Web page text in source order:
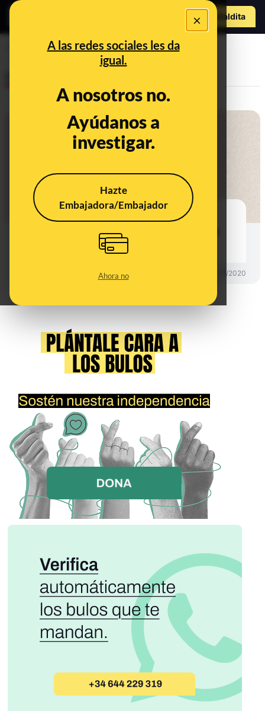
×
A las redes sociales les da
igual.
A nosotros no.
Ayúdanos a
investigar.
Hazte
Embajadora/Embajador
Ahora no
Hazte Maldita
escapado
El bulo de los 9 inmigrantes
contagiados de COVID-19 que se
han escapado en Fuerteventura
03/07/2020